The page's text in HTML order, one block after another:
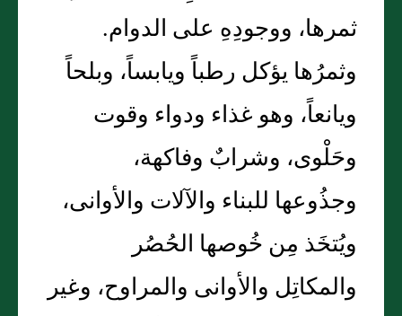
ثمرها، ووجودِهِ على الدوام.
وثمرُها يؤكل رطباً ويابساً، وبلحاً
ويانعاً، وهو غذاء ودواء وقوت
وحَلْوى، وشرابٌ وفاكهة،
وجذُوعها للبناء والآلات والأوانى،
ويُتخَذ مِن خُوصها الحُصُر
والمكاتِل والأوانى والمراوح، وغير